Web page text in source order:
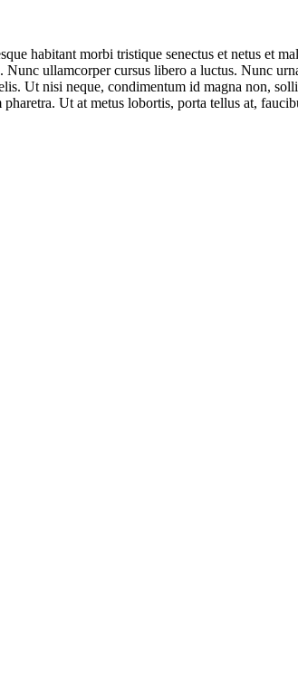
habitant morbi tristique senectus et netus et
ullamcorper cursus libero a luctus. Nunc
Ut nisi neque, condimentum id magna non,
Ut at metus lobortis, porta tellus at,